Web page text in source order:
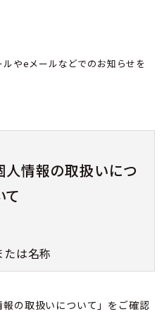
やeメールなどでのお知らせを
情報の取扱いにつ
て
たは名称
報の取扱いについて」をご確認